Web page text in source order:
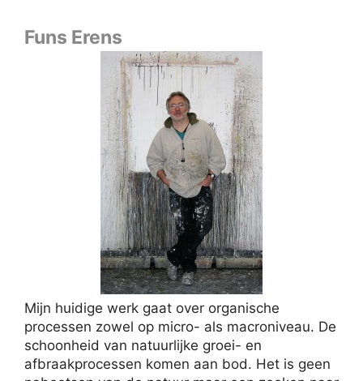
Funs Erens
Mijn huidige werk gaat over organische
processen zowel op micro- als macroniveau. De
schoonheid van natuurlijke groei- en
afbraakprocessen komen aan bod. Het is geen